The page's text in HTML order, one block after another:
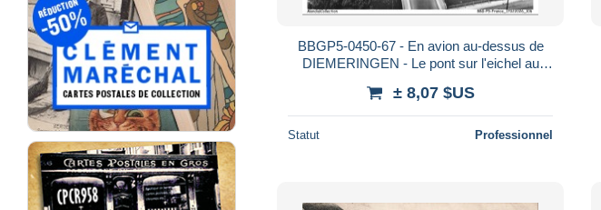
BBGP5-0450-67 - En avion au-dessus de
DIEMERINGEN - Le pont sur l'eichel au
± 8,07 $US
Statut Professionnel